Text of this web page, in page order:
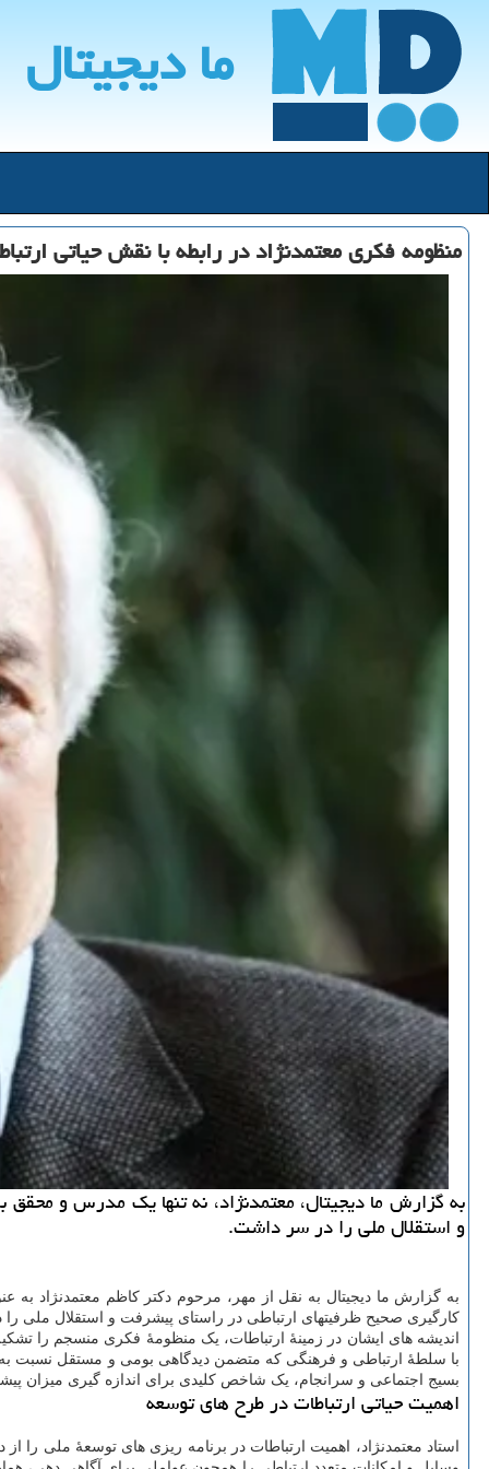
ما دیجیتال
منظومه فکری معتمدنژاد در رابطه با نقش حیاتی
به گزارش ما دیجیتال، معتمدنژاد، نه تنها یک مدرس و
و استقلال ملی را در سر داشت.
به گزارش ما دیجیتال به نقل از مهر، مرحوم دکتر کاظم معتمدنژاد به
کارگیری صحیح ظرفیتهای ارتباطی در راستای پیشرفت و استقلال ملی
اندیشه های ایشان در زمینهٔ ارتباطات، یک منظومهٔ فکری منسجم را
با سلطهٔ ارتباطی و فرهنگی که متضمن دیدگاهی بومی و مستقل نسبت به
بسیج اجتماعی و سرانجام، یک شاخص کلیدی برای اندازه گیری میزان
اهمیت حیاتی ارتباطات در طرح های توسعه
استاد معتمدنژاد، اهمیت ارتباطات در برنامه ریزی های توسعهٔ ملی را